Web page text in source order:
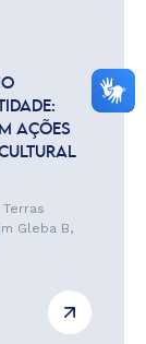
AÇÕES
Gleba B,